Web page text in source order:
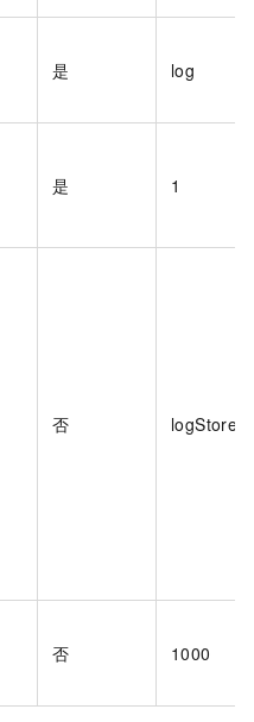
是 log
是 1
否 logStore
否 1000